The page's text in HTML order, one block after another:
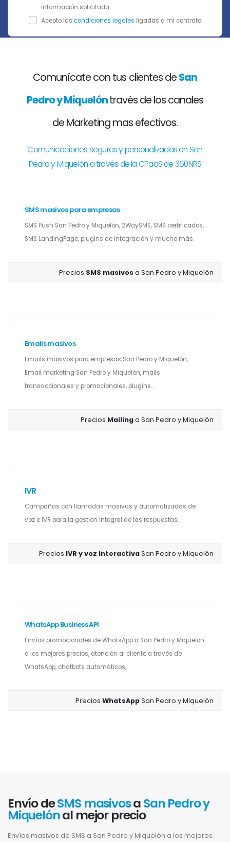
información solicitada.
Acepto las condiciones legales ligadas a mi contrato.
Comunícate con tus clientes deSan
Pedro y Miquelóntravés de los canales
de Marketing mas efectivos.
Comunicaciones seguras y personalizadas en San
Pedro y Miquelón a través de la CPaaS de 360NRS
SMS masivos para empresas
SMS Push San Pedro y Miquelón, 2WaySMS, SMS certificados,
SMS LandingPage, plugins de integración y mucho más.
Precios SMS masivosa San Pedro y Miquelón
Emails masivos
Emails masivos para empresas San Pedro y Miquelón,
Email marketing San Pedro y Miquelón, mails
transaccionales y promocionales, plugins...
Precios Mailinga San Pedro y Miquelón
IVR
Campañas con llamadas masivas y automatizadas de
voz e IVR para la gestion integral de las respuestas.
Precios IVR y voz InteractivaSan Pedro y Miquelón
WhatsApp Business API
Envíos promocionales de WhatsApp a San Pedro y Miquelón
a los mejores precios, atención al cliente a través de
WhatsApp, chatbots automáticos,...
PreciosWhatsAppSan Pedro y Miquelón
Envío deSMS masivosaSan Pedro y
Miquelónal mejor precio
Envíos masivos de SMS a San Pedro y Miquelón a los mejores